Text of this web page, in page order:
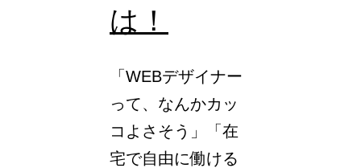
は！
「WEBデザイナー
って、なんかカッ
コよさそう」「在
宅で自由に働ける